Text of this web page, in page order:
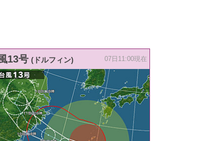
13号 (ドルフィン) 07日11:00現在